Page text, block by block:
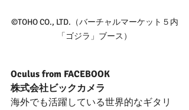
©TOHO CO., LTD.（バーチャルマーケット５内
「ゴジラ」ブース）
Oculus from FACEBOOK
株式会社ビックカメラ
海外でも活躍している世界的なギタリ